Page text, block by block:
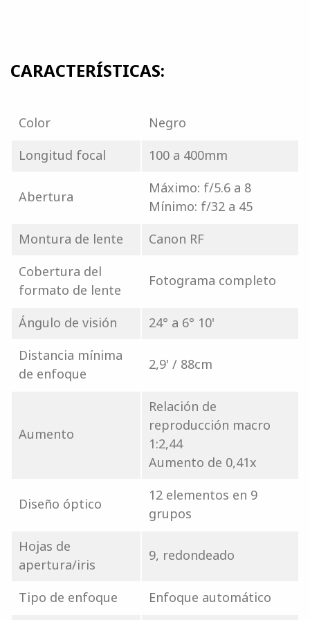
CARACTERÍSTICAS:
Color
Negro
Longitud focal
100 a 400mm
Abertura
Máximo: f/5.6 a 8
Mínimo: f/32 a 45
Montura de lente
Canon RF
Cobertura del
formato de lente
Fotograma completo
Ángulo de visión
24° a 6° 10'
Distancia mínima
de enfoque
2,9' / 88cm
Aumento
Relación de
reproducción macro
1:2,44
Aumento de 0,41x
Diseño óptico
12 elementos en 9
grupos
Hojas de
apertura/iris
9, redondeado
Tipo de enfoque Enfoque automático